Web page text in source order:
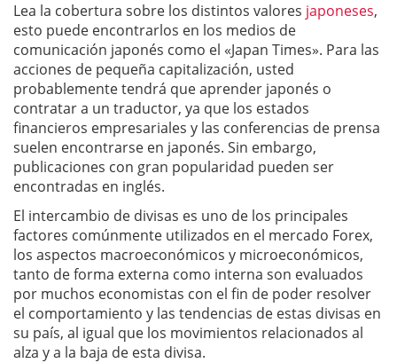
Lea la cobertura sobre los distintos valores japoneses,
esto puede encontrarlos en los medios de
comunicación japonés como el «Japan Times». Para las
acciones de pequeña capitalización, usted
probablemente tendrá que aprender japonés o
contratar a un traductor, ya que los estados
financieros empresariales y las conferencias de prensa
suelen encontrarse en japonés. Sin embargo,
publicaciones con gran popularidad pueden ser
encontradas en inglés.
El intercambio de divisas es uno de los principales
factores comúnmente utilizados en el mercado Forex,
los aspectos macroeconómicos y microeconómicos,
tanto de forma externa como interna son evaluados
por muchos economistas con el fin de poder resolver
el comportamiento y las tendencias de estas divisas en
su país, al igual que los movimientos relacionados al
alza y a la baja de esta divisa.